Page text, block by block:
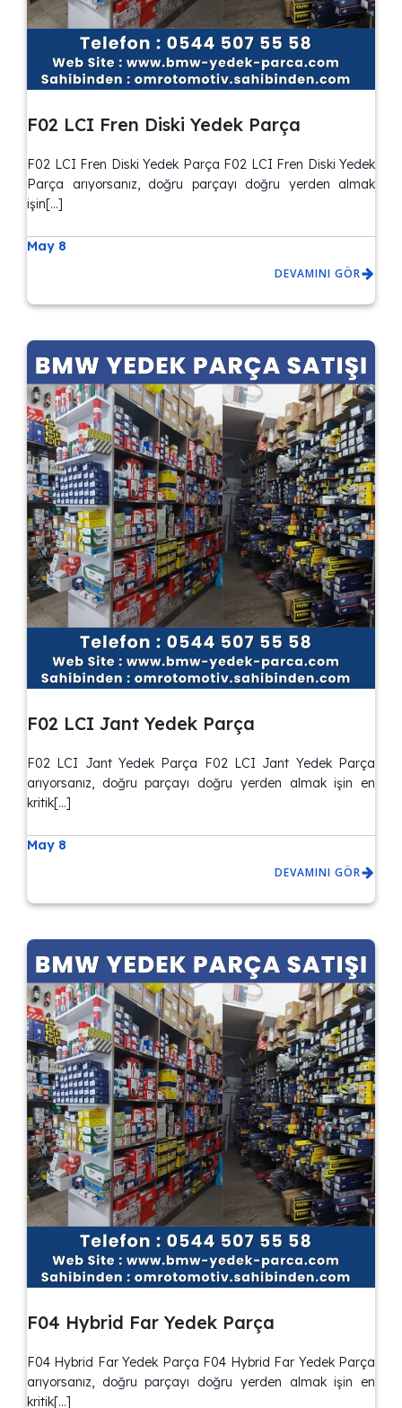
F02 LCI Fren Diski Yedek Parça
F02 LCI Fren Diski Yedek Parça F02 LCI Fren Diski Yedek
Parça arıyorsanız, doğru parçayı doğru yerden almak
işin[…]
May 8
DEVAMINI GÖR
F02 LCI Jant Yedek Parça
F02 LCI Jant Yedek Parça F02 LCI Jant Yedek Parça
arıyorsanız, doğru parçayı doğru yerden almak işin en
kritik[…]
May 8
DEVAMINI GÖR
F04 Hybrid Far Yedek Parça
F04 Hybrid Far Yedek Parça F04 Hybrid Far Yedek Parça
arıyorsanız, doğru parçayı doğru yerden almak işin en
kritik[…]